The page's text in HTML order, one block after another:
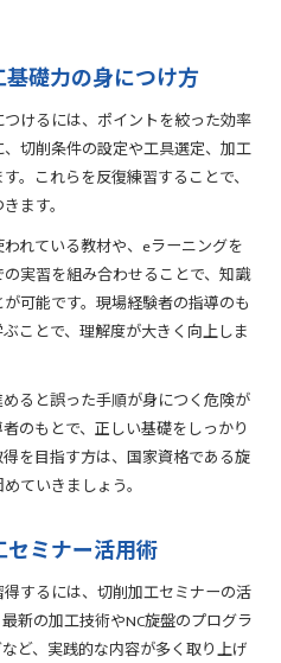
礎力の身につけ方
けるには、ポイントを絞った効率
切削条件の設定や工具選定、加工
。これらを反復練習することで、
ます。
れている教材や、eラーニングを
実習を組み合わせることで、知識
可能です。現場経験者の指導のも
ことで、理解度が大きく向上しま
ると誤った手順が身につく危険が
のもとで、正しい基礎をしっかり
を目指す方は、国家資格である旋
ていきましょう。
ミナー活用術
するには、切削加工セミナーの活
新の加工技術やNC旋盤のプログラ
ど、実践的な内容が多く取り上げ